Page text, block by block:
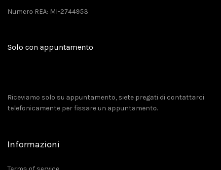
Numero REA: MI-2744953
Solo con appuntamento
Riceviamo solo su appuntamento, siete pregati di contattarci
telefonicamente per fissare un appuntamento.
Informazioni